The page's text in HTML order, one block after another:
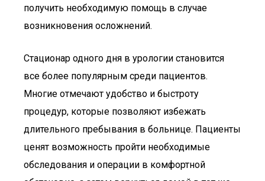
получить необходимую помощь в случае
возникновения осложнений.
Стационар одного дня в урологии становится
все более популярным среди пациентов.
Многие отмечают удобство и быстроту
процедур, которые позволяют избежать
длительного пребывания в больнице. Пациенты
ценят возможность пройти необходимые
обследования и операции в комфортной